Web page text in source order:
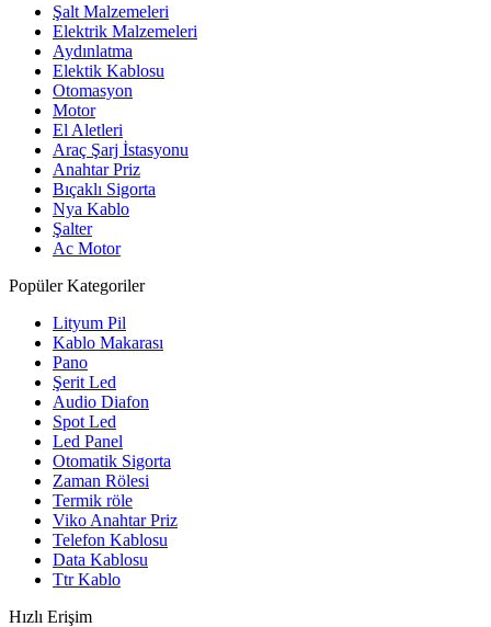
Şalt Malzemeleri
Elektrik Malzemeleri
Aydınlatma
Elektik Kablosu
Otomasyon
Motor
El Aletleri
Araç Şarj İstasyonu
Anahtar Priz
Bıçaklı Sigorta
Nya Kablo
Şalter
Ac Motor
Popüler Kategoriler
Lityum Pil
Kablo Makarası
Pano
Şerit Led
Audio Diafon
Spot Led
Led Panel
Otomatik Sigorta
Zaman Rölesi
Termik röle
Viko Anahtar Priz
Telefon Kablosu
Data Kablosu
Ttr Kablo
Hızlı Erişim